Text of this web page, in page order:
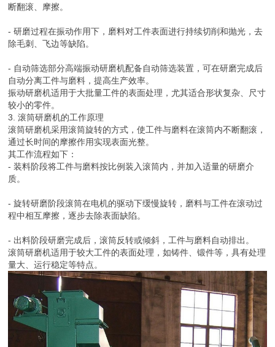
断翻滚、摩擦。
- 研磨过程在振动作用下，磨料对工件表面进行持续切削和抛光，去
除毛刺、飞边等缺陷。
- 自动筛选部分高端振动研磨机配备自动筛选装置，可在研磨完成后
自动分离工件与磨料，提高生产效率。
振动研磨机适用于大批量工件的表面处理，尤其适合形状复杂、尺寸
较小的零件。
3. 滚筒研磨机的工作原理
滚筒研磨机采用滚筒旋转的方式，使工件与磨料在滚筒内不断翻滚，
通过长时间的摩擦作用实现表面光整。
其工作流程如下：
- 装料阶段将工件与磨料按比例装入滚筒内，并加入适量的研磨介
质。
- 旋转研磨阶段滚筒在电机的驱动下缓慢旋转，磨料与工件在滚动过
程中相互摩擦，逐步去除表面缺陷。
- 出料阶段研磨完成后，滚筒反转或倾斜，工件与磨料自动排出。
滚筒研磨机适用于较大工件的表面处理，如铸件、锻件等，具有处理
量大、运行稳定等特点。